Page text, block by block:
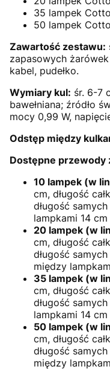
35 lampek
50 lampek
Zawartość zestawu:
zapasowych
kabel, pudełko.
Wymiary kul: śr. 6-7
bawełniana; źródło
mocy 0,99 W,
Odstęp między
Dostępne przewody
10 lampek (w
cm, długość
długość
lampkami 14 cm
20 lampek (w
cm, długość
długość
między
35 lampek (w
cm, długość
długość
lampkami 14 cm
50 lampek (w
cm, długość
długość
między